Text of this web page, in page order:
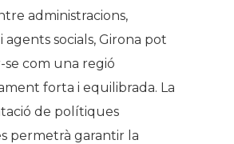
administracions,
agents socials, Girona pot
se com una regió
forta i equilibrada. La
de polítiques
permetrà garantir la